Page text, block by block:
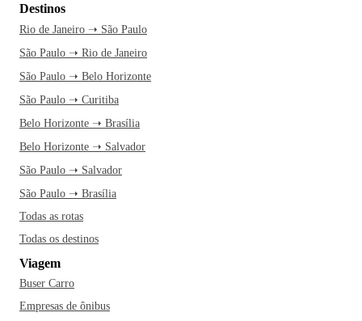
Destinos
Rio de Janeiro ➝ São Paulo
São Paulo ➝ Rio de Janeiro
São Paulo ➝ Belo Horizonte
São Paulo ➝ Curitiba
Belo Horizonte ➝ Brasília
Belo Horizonte ➝ Salvador
São Paulo ➝ Salvador
São Paulo ➝ Brasília
Todas as rotas
Todas os destinos
Viagem
Buser Carro
Empresas de ônibus